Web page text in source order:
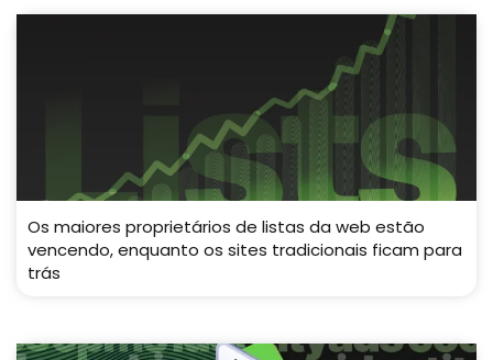
Os maiores proprietários de listas da web estão
vencendo, enquanto os sites tradicionais ficam para
trás